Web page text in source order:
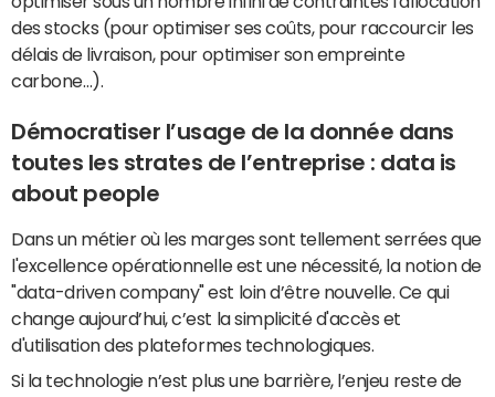
des stocks (pour optimiser ses coûts, pour raccourcir les
délais de livraison, pour optimiser son empreinte
carbone…).
Démocratiser l’usage de la donnée dans
toutes les strates de l’entreprise : data is
about people
Dans un métier où les marges sont tellement serrées que
l'excellence opérationnelle est une nécessité, la notion de
"data-driven company" est loin d’être nouvelle. Ce qui
change aujourd’hui, c’est la simplicité d'accès et
d'utilisation des plateformes technologiques.
Si la technologie n’est plus une barrière, l’enjeu reste de